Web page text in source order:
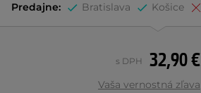
Predajne: Bratislava Košice
32,90 €
s DPH
Vaša vernostná zľava